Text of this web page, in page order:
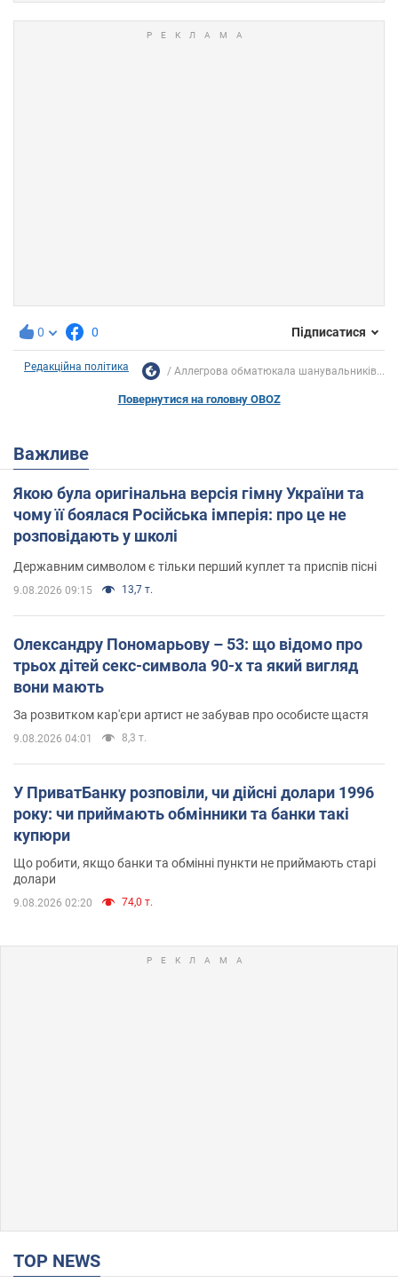
0 0 Підписатися
Редакційна політика Аллегрова обматюкала шанувальників...
Повернутися на головну OBOZ
Важливе
Якою була оригінальна версія гімну України та
чому її боялася Російська імперія: про це не
розповідають у школі
Державним символом є тільки перший куплет та приспів пісні
9.08.2026 09:15 13,7 т.
Олександру Пономарьову – 53: що відомо про
трьох дітей секс-символа 90-х та який вигляд
вони мають
За розвитком кар'єри артист не забував про особисте щастя
9.08.2026 04:01 8,3 т.
У ПриватБанку розповіли, чи дійсні долари 1996
року: чи приймають обмінники та банки такі
купюри
Що робити, якщо банки та обмінні пункти не приймають старі
долари
9.08.2026 02:20 74,0 т.
TOP NEWS